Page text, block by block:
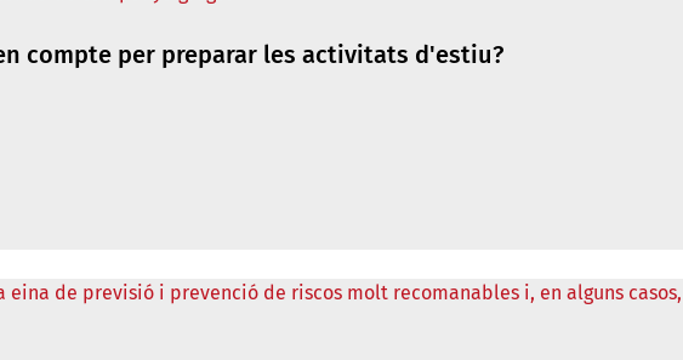
compte per preparar les activitats d'estiu?